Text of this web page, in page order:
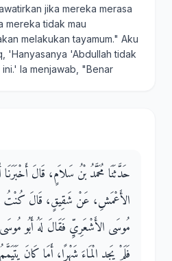
jika mereka merasa
mereka tidak mau
melakukan tayamum." Aku
'Hanyasanya 'Abdullah tidak
Ia menjawab, "Benar
حَدَّثَنَا مُحَمَّدُ بْنُ سَلاَمٍ، قَالَ
الأَعْمَشِ، عَنْ شَقِيقٍ، قَالَ كُنْتُ
مُوسَى الأَشْعَرِيِّ فَقَالَ لَهُ أَبُو
فَلَمْ يَجِدِ الْمَاءَ شَهْرًا، أَمَا كَانَ